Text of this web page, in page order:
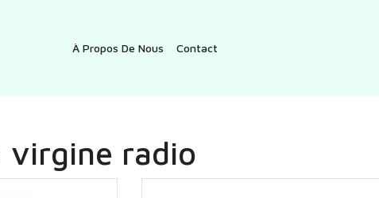
À Propos De Nous Contact
virgine radio